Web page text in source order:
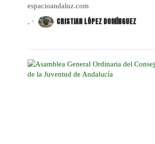
espacioandaluz.com
. CRISTIAN LÓPEZ DOMÍNGUEZ